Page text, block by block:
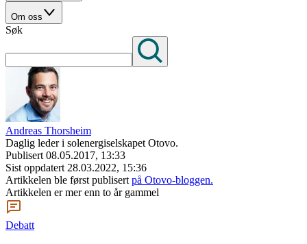
Om oss
Søk
Andreas Thorsheim
Daglig leder i solenergiselskapet Otovo.
Publisert 08.05.2017, 13:33
Sist oppdatert 28.03.2022, 15:36
Artikkelen ble først publisert på Otovo-bloggen.
Artikkelen er mer enn to år gammel
Debatt